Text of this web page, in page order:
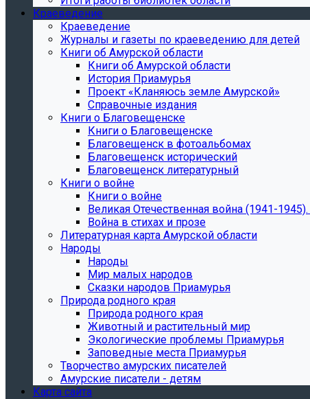
Краеведение
Краеведение
Журналы и газеты по краеведению для детей
Книги об Амурской области
Книги об Амурской области
История Приамурья
Проект «Кланяюсь земле Амурской»
Справочные издания
Книги о Благовещенске
Книги о Благовещенске
Благовещенск в фотоальбомах
Благовещенск исторический
Благовещенск литературный
Книги о войне
Книги о войне
Великая Отечественная война (1941-
Война в стихах и прозе
Литературная карта Амурской области
Народы
Народы
Мир малых народов
Сказки народов Приамурья
Природа родного края
Природа родного края
Животный и растительный мир
Экологические проблемы Приамурья
Заповедные места Приамурья
Творчество амурских писателей
Амурские писатели - детям
Карта сайта